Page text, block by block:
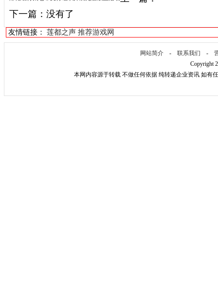
下一篇：没有了
友情链接： 莲都之声 推荐游戏网
网站简介 - 联系我们 -
Copyright
本网内容源于转载 不做任何依据 纯转递企业资讯 如有